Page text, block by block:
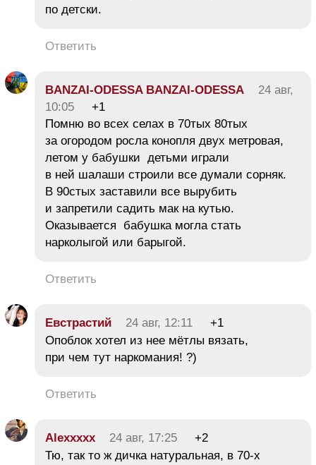
по детски.
Ответить
BANZAI-ODESSA BANZAI-ODESSA
24 авг,
10:05
+1
Помню во всех селах в 70тых 80тых
за огородом росла конопля двух метровая,
летом у бабушки детьми играли
в ней шалаши строили все думали сорняк.
В 90стых заставили все вырубить
и запретили садить мак на кутью.
Оказывается бабушка могла стать
нарколыгой или барыгой.
Ответить
Евстрастий 24 авг, 12:11
+1
Опоблок хотел из нее мётлы вязать,
при чем тут наркомания! ?)
Ответить
Alexxxxx 24 авг, 17:25
+2
Тю, так то ж дичка натуральная, в 70-х